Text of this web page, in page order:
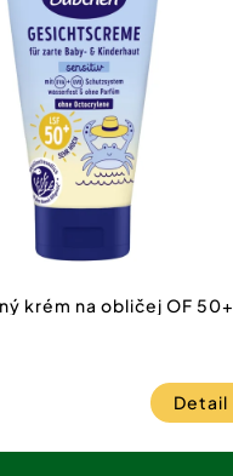
krém na obličej OF
Detail